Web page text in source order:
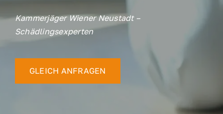
Kammerjäger Wiener Neustadt –
Schädlingsexperten
GLEICH ANFRAGEN